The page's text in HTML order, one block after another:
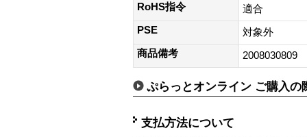
RoHS指令
適合
PSE
対象外
商品備考
2008030809
ぷらっとオンライン ご購入の
支払方法について